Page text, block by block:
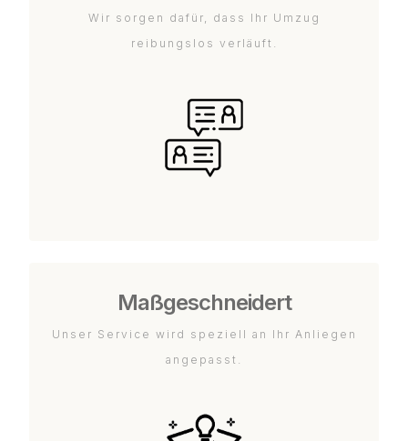
Wir sorgen dafür, dass Ihr Umzug
reibungslos verläuft.
Maßgeschneidert
Unser Service wird speziell an Ihr Anliegen
angepasst.